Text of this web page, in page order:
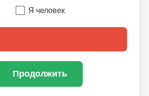
Я человек
Продолжить